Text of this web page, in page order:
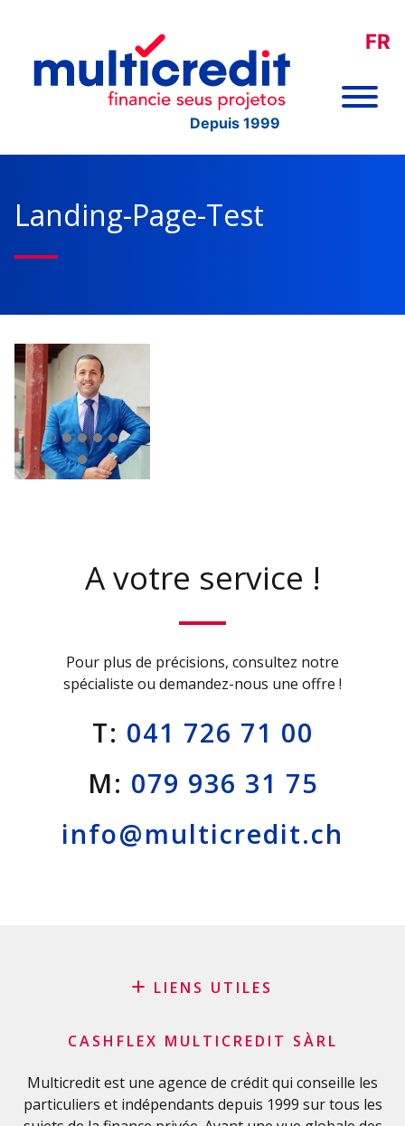
Depuis 1999
FR
Landing-Page-Test
A votre service !
Pour plus de précisions, consultez notre
spécialiste ou demandez-nous une offre !
T: 041 726 71 00
M: 079 936 31 75
info@multicredit.ch
LIENS UTILES
Glossaire financier
FAQ
CASHFLEX MULTICREDIT SÀRL
Multicredit est une agence de crédit qui conseille les
particuliers et indépendants depuis 1999 sur tous les